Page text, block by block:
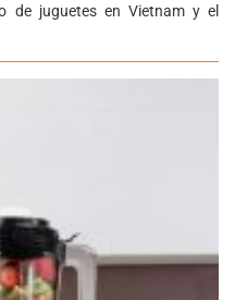
de juguetes en Vietnam y el